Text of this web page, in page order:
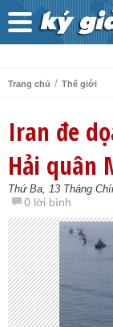
Trang chủ / Thế giới
Iran đe
Hải quân
Thứ Ba, 13 Tháng
0 lời bình